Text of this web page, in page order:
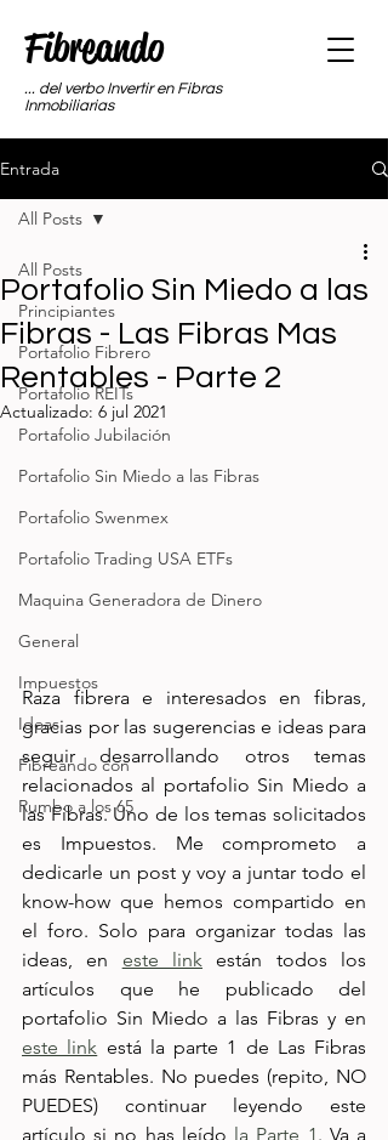
Fibreando
... del verbo Invertir en Fibras
Inmobiliarias
Entrada
All Posts
Principiantes
Portafolio Fibrero
Portafolio REITs
Portafolio Jubilación
Portafolio Sin Miedo a las Fibras
Portafolio Swenmex
Portafolio Trading USA ETFs
Maquina Generadora de Dinero
General
Impuestos
Ideas
Fibreando con
Rumbo a los 65
All Posts
Portafolio Sin Miedo a las
Fibras - Las Fibras Mas
Rentables - Parte 2
Actualizado: 6 jul 2021
Raza fibrera e interesados en fibras,
gracias por las sugerencias e ideas para
seguir desarrollando otros temas
relacionados al portafolio Sin Miedo a
las Fibras. Uno de los temas solicitados
es Impuestos. Me comprometo a
dedicarle un post y voy a juntar todo el
know-how que hemos compartido en
el foro. Solo para organizar todas las
ideas, en este link están todos los
artículos que he publicado del
este link está la parte 1 de Las Fibras
más Rentables. No puedes (repito, NO
PUEDES) continuar leyendo este
artículo si no has leído
la Parte 1. Va a